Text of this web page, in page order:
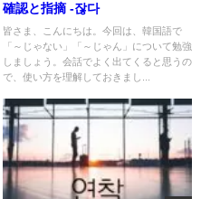
確認と指摘 -잖다
皆さま、こんにちは。今回は、韓国語で
「～じゃない」「～じゃん」について勉強
しましょう。会話でよく出てくると思うの
で、使い方を理解しておきまし...